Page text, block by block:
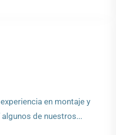
en montaje y
de nuestros...